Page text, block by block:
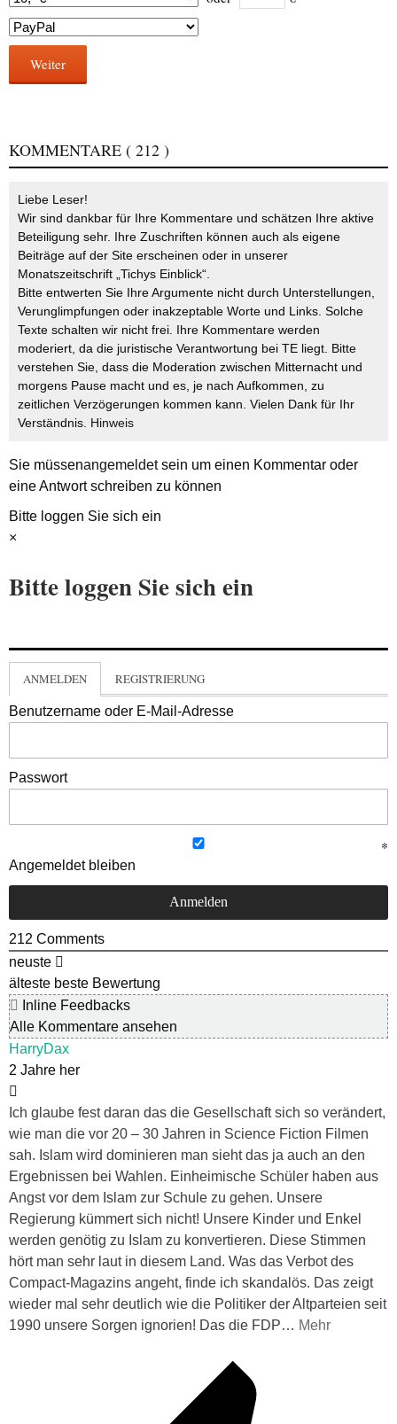
Weiter
KOMMENTARE ( 212 )
Liebe Leser!
Wir sind dankbar für Ihre Kommentare und schätzen Ihre aktive
Beteiligung sehr. Ihre Zuschriften können auch als eigene
Beiträge auf der Site erscheinen oder in unserer
Monatszeitschrift „Tichys Einblick“.
Bitte entwerten Sie Ihre Argumente nicht durch Unterstellungen,
Verunglimpfungen oder inakzeptable Worte und Links. Solche
Texte schalten wir nicht frei. Ihre Kommentare werden
moderiert, da die juristische Verantwortung bei TE liegt. Bitte
verstehen Sie, dass die Moderation zwischen Mitternacht und
morgens Pause macht und es, je nach Aufkommen, zu
zeitlichen Verzögerungen kommen kann. Vielen Dank für Ihr
Verständnis. Hinweis
Sie müssenangemeldetsein um einen Kommentar oder
eine Antwort schreiben zu können
Bitte loggen Sie sich ein
×
Bitte loggen Sie sich ein
ANMELDEN REGISTRIERUNG
Benutzername oder E-Mail-Adresse
Passwort
Angemeldet bleiben
212 Comments
neuste
älteste beste Bewertung
Inline Feedbacks
Alle Kommentare ansehen
HarryDax
2 Jahre her
Ich glaube fest daran das die Gesellschaft sich so verändert,
wie man die vor 20 – 30 Jahren in Science Fiction Filmen
sah. Islam wird dominieren man sieht das ja auch an den
Ergebnissen bei Wahlen. Einheimische Schüler haben aus
Angst vor dem Islam zur Schule zu gehen. Unsere
Regierung kümmert sich nicht! Unsere Kinder und Enkel
werden genötig zu Islam zu konvertieren. Diese Stimmen
hört man sehr laut in diesem Land. Was das Verbot des
Compact-Magazins angeht, finde ich skandalös. Das zeigt
wieder mal sehr deutlich wie die Politiker der Altparteien seit
1990 unsere Sorgen ignorien! Das die FDP… Mehr